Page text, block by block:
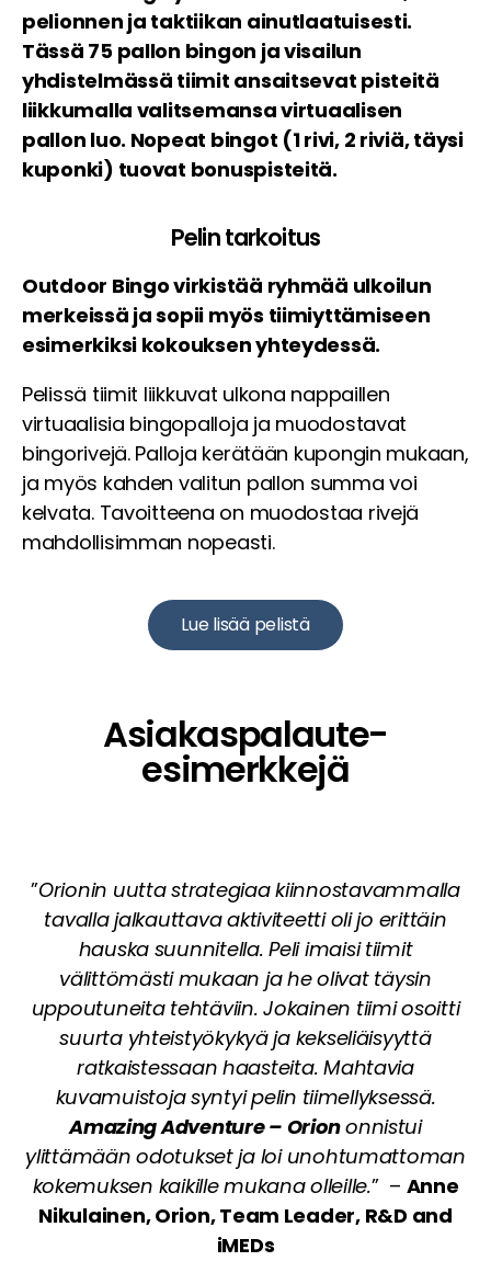
pelionnen ja taktiikan ainutlaatuisesti.
Tässä 75 pallon bingon ja visailun
yhdistelmässä tiimit ansaitsevat pisteitä
liikkumalla valitsemansa virtuaalisen
pallon luo. Nopeat bingot (1 rivi, 2 riviä, täysi
kuponki) tuovat bonuspisteitä.
Pelin tarkoitus
Outdoor Bingo virkistää ryhmää ulkoilun
merkeissä ja sopii myös tiimiyttämiseen
esimerkiksi kokouksen yhteydessä.
Pelissä tiimit liikkuvat ulkona nappaillen
virtuaalisia bingopalloja ja muodostavat
bingorivejä. Palloja kerätään kupongin mukaan,
ja myös kahden valitun pallon summa voi
kelvata. Tavoitteena on muodostaa rivejä
mahdollisimman nopeasti.
Lue lisää pelistä
Asiakaspalaute-
esimerkkejä
”Orionin uutta strategiaa kiinnostavammalla
tavalla jalkauttava aktiviteetti oli jo erittäin
hauska suunnitella. Peli imaisi tiimit
välittömästi mukaan ja he olivat täysin
uppoutuneita tehtäviin. Jokainen tiimi osoitti
suurta yhteistyökykyä ja kekseliäisyyttä
ratkaistessaan haasteita. Mahtavia
kuvamuistoja syntyi pelin tiimellyksessä.
Amazing Adventure – Oriononnistui
ylittämään odotukset ja loi unohtumattoman
kokemuksen kaikille mukana olleille.” – Anne
Nikulainen, Orion, Team Leader, R&D and
iMEDs